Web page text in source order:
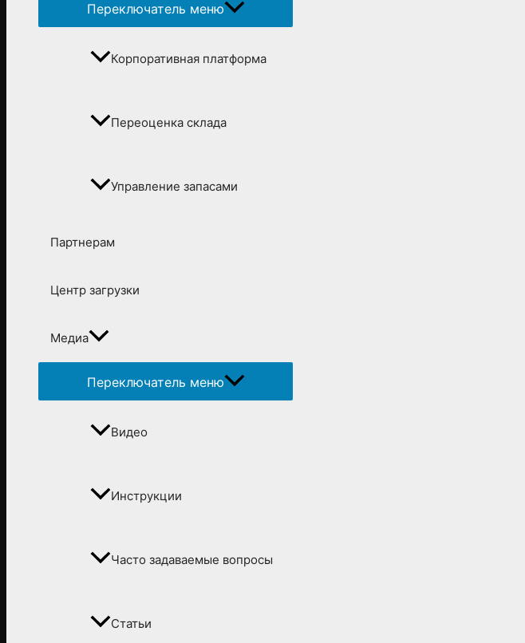
Переключатель меню
Корпоративная платформа
Переоценка склада
Управление запасами
Партнерам
Центр загрузки
Медиа
Переключатель меню
Видео
Инструкции
Часто задаваемые вопросы
Статьи